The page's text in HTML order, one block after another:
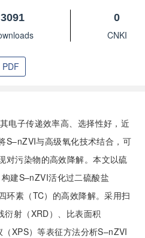
3091
0
CNKI
PDF
电子传递效率高、选择性好，近
S–nZVI与高级氧化技术结合，可
对污染物的高效降解。本文以硫
建S–nZVI活化过二硫酸盐
环素（TC）的高效降解。采用扫
衍射（XRD）、比表面积
（XPS）等表征方法分析S–nZVI